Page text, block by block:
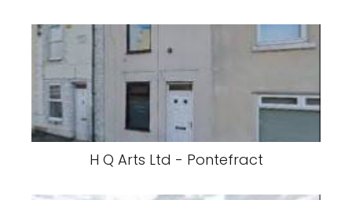
H Q Arts Ltd - Pontefract